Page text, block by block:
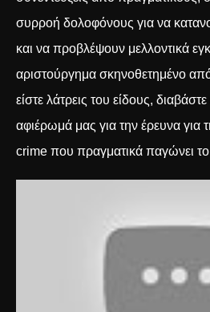
συρροή δολοφόνους για να
και να προβλέψουν μελλοντικά
αριστούργημα σκηνοθετημένο
είστε λάτρεις του είδους,
αφιέρωμά μας για την έρευνα για
crime που πραγματικά παγώνει το